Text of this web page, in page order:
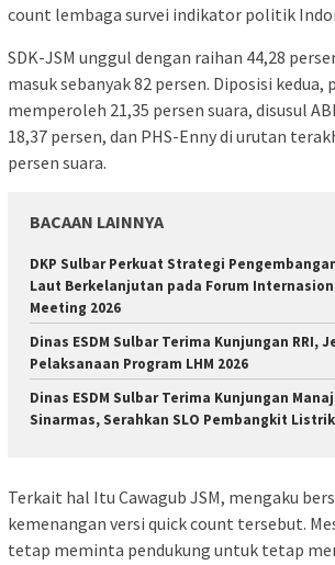
count lembaga survei indikator politik
SDK-JSM unggul dengan raihan 44,28
masuk sebanyak 82 persen. Diposisi kedua,
memperoleh 21,35 persen suara, disusul
18,37 persen, dan PHS-Enny di urutan
persen suara.
BACAAN LAINNYA
DKP Sulbar Perkuat Strategi
Laut Berkelanjutan pada Forum
Meeting 2026
Dinas ESDM Sulbar Terima Kunjungan RRI,
Pelaksanaan Program LHM 2026
Dinas ESDM Sulbar Terima Kunjungan
Sinarmas, Serahkan SLO Pembangkit Listrik
Terkait hal Itu Cawagub JSM, mengaku
kemenangan versi quick count tersebut.
tetap meminta pendukung untuk tetap